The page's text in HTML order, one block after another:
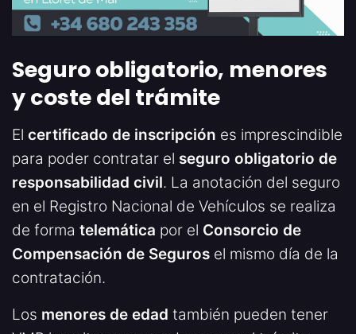
Seguro obligatorio, menores
y coste del trámite
El certificado de inscripción es imprescindible
para poder contratar el seguro obligatorio de
responsabilidad civil. La anotación del seguro
en el Registro Nacional de Vehículos se realiza
de forma telemática por el Consorcio de
Compensación de Seguros el mismo día de la
contratación.
Los menores de edad también pueden tener